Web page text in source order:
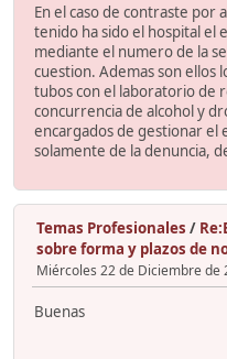
En el caso de contraste por
tenido ha sido el hospital el
mediante el numero de la
cuestion. Ademas son ellos
tubos con el laboratorio de
concurrencia de alcohol y
encargados de gestionar el
solamente de la denuncia,
Temas Profesionales /
sobre forma y plazos de
Miércoles 22 de Diciembre de
Buenas